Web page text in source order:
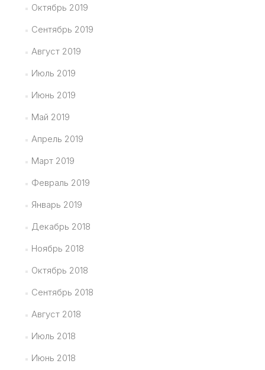
Октябрь 2019
Сентябрь 2019
Август 2019
Июль 2019
Июнь 2019
Май 2019
Апрель 2019
Март 2019
Февраль 2019
Январь 2019
Декабрь 2018
Ноябрь 2018
Октябрь 2018
Сентябрь 2018
Август 2018
Июль 2018
Июнь 2018